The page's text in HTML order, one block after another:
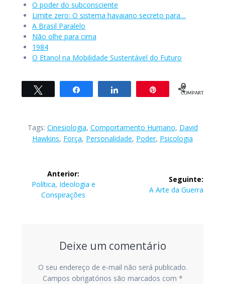
O poder do subconsciente
Limite zero: O sistema havaiano secreto para…
A Brasil Paralelo
Não olhe para cima
1984
O Etanol na Mobilidade Sustentável do Futuro
Compartilhar Compartilhar 0
COMPART.
Tags: Cinesiologia, Comportamento Humano, David
Hawkins, Força, Personalidade, Poder, Psicologia
Navegação
Anterior:
Post
anterior:
Política, Ideologia e
Conspirações
Seguinte:
Post
A Arte da Guerra
Deixe um comentário
O seu endereço de e-mail não será publicado.
Campos obrigatórios são marcados com *